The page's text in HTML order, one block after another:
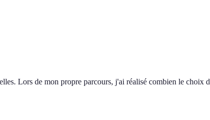
Lors de mon propre parcours, j'ai réalisé combien le choix